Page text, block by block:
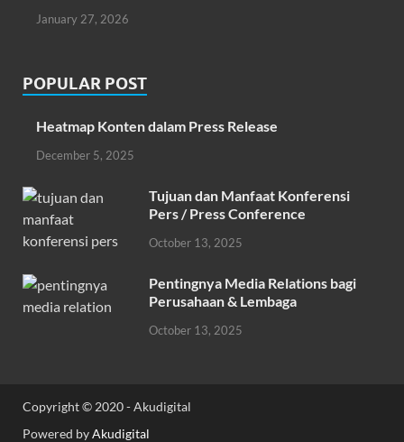
January 27, 2026
POPULAR POST
Heatmap Konten dalam Press Release
December 5, 2025
Tujuan dan Manfaat Konferensi
Pers / Press Conference
October 13, 2025
Pentingnya Media Relations bagi
Perusahaan & Lembaga
October 13, 2025
Copyright © 2020 - Akudigital
Powered byAkudigital